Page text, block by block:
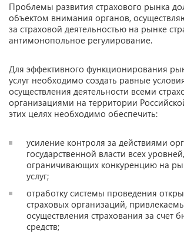
Проблемы развития страхового рынка
объектом внимания органов,
за страховой деятельностью на рынке
антимонопольное регулирование.
Для эффективного функционирования
услуг необходимо создать равные
осуществления деятельности всеми
организациями на территории
этих целях необходимо обеспечить:
усиление контроля за действиями
государственной власти всех уровней,
ограничивающих конкуренцию на
услуг;
отработку системы проведения
страховых организаций,
осуществления страхования за счет
средств;